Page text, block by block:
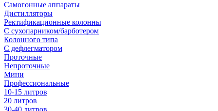
Самогонные аппараты
Дистилляторы
Ректификационные колонны
С сухопарником/барботером
Колонного типа
С дефлегматором
Проточные
Непроточные
Мини
Профессиональные
10-15 литров
20 литров
30-40 литров